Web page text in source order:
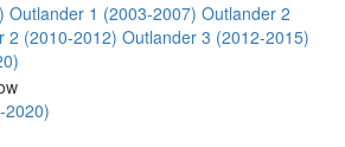
Outlander 1 (2003-2007) Outlander 2
2 (2010-2012) Outlander 3 (2012-2015)
2020)